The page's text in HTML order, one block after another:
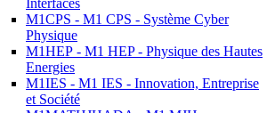
Interfaces
M1CPS - M1 CPS - Système Cyber
Physique
M1HEP - M1 HEP - Physique des Hautes
Energies
M1IES - M1 IES - Innovation, Entreprise
et Société